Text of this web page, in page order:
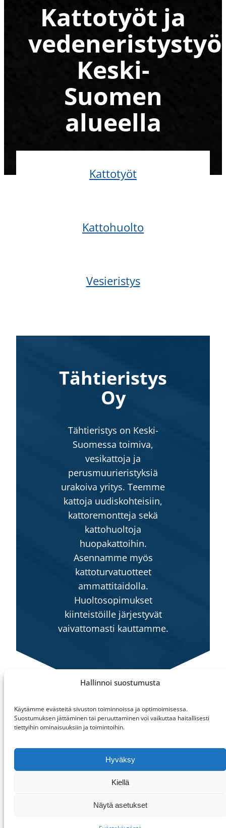
Hallinnoi suostumusta
Käytämme evästeitä sivuston toiminnoissa ja optimoimisessa.
Suostumuksen jättäminen tai peruuttaminen voi vaikuttaa haitallisesti
tiettyihin ominaisuuksiin ja toimintoihin.
Hyväksy
Kiellä
Näytä asetukset
Kattotyöt ja
Keski-
Suomen
alueella
Kattotyöt
Kattohuolto
Vesieristys
Tähtieristys
Oy
Tähtieristys on Keski-
Suomessa toimiva,
vesikattoja ja
perusmuurieristyksiä
urakoiva yritys. Teemme
kattoja uudiskohteisiin,
kattoremontteja sekä
kattohuoltoja
huopakattoihin.
Asennamme myös
kattoturvatuotteet
ammattitaidolla.
Huoltosopimukset
kiinteistöille järjestyvät
vaivattomasti kauttamme.
Referenssit